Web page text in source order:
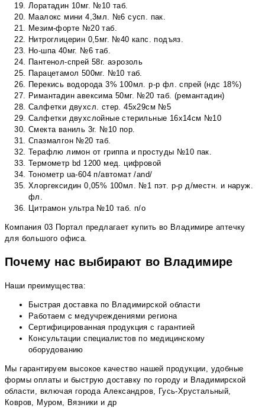
Лоратадин 10мг. №10 таб.
Маалокс мини 4,3мл. №6 сусп. пак.
Мезим-форте №20 таб.
Нитроглицерин 0,5мг. №40 капс. подъяз.
Но-шпа 40мг. №6 таб.
Пантенол-спрей 58г. аэрозоль
Парацетамол 500мг. №10 таб.
Перекись водорода 3% 100мл. р-р фл. спрей (ндс 18%)
Римантадин авексима 50мг. №20 таб. (ремантадин)
Салфетки двухсл. стер. 45х29см №5
Салфетки двухслойные стерильные 16х14см №10
Смекта ваниль 3г. №10 пор.
Спазмалгон №20 таб.
Терафлю лимон от гриппа и простуды №10 пак.
Термометр bd 1200 мед. цифровой
Тонометр ua-604 п/автомат /and/
Хлоргексидин 0,05% 100мл. №1 пэт. р-р д/местн. и наруж.
фл.
Цитрамон ультра №10 таб. п/о
Компания 03 Портал предлагает купить во Владимире аптечку
для большого офиса.
Почему нас выбирают во Владимире
Наши преимущества:
Быстрая доставка по Владимирской области
Работаем с медучреждениями региона
Сертифицированная продукция с гарантией
Консультации специалистов по медицинскому
оборудованию
Мы гарантируем высокое качество нашей продукции, удобные
формы оплаты и быструю доставку по городу и Владимирской
области, включая города Александров, Гусь-Хрустальный,
Ковров, Муром, Вязники и др